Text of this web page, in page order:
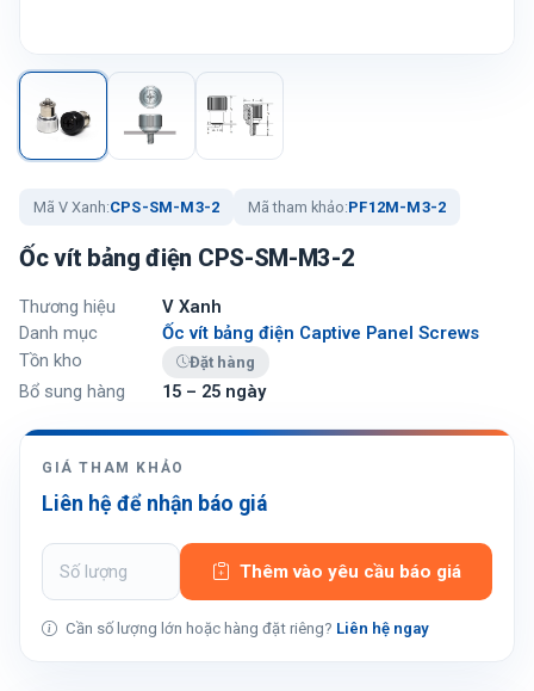
Mã V Xanh:CPS-SM-M3-2 Mã tham khảo:PF12M-M3-2
Ốc vít bảng điện CPS-SM-M3-2
Thương hiệu
V Xanh
Danh mục
Ốc vít bảng điện Captive Panel Screws
Tồn kho
Đặt hàng
Bổ sung hàng 15 – 25 ngày
GIÁ THAM KHẢO
Liên hệ để nhận báo giá
Thêm vào yêu cầu báo giá
Cần số lượng lớn hoặc hàng đặt riêng? Liên hệ ngay